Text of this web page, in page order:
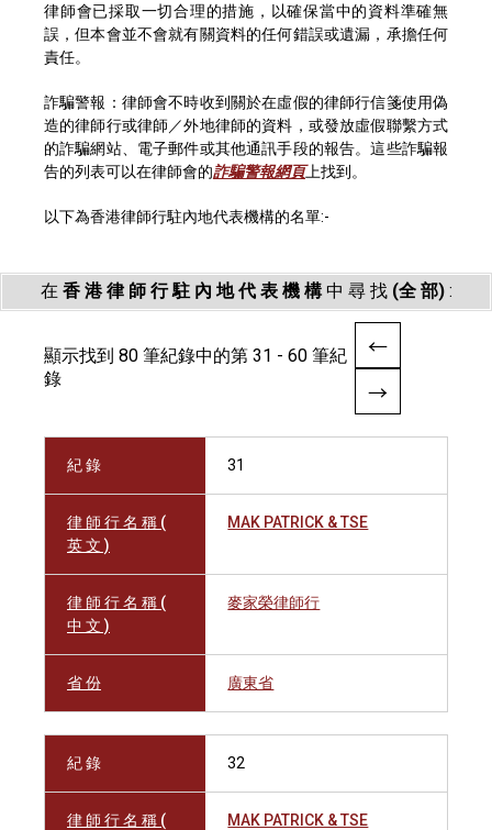
律師會已採取一切合理的措施，以確保當中的資料準確無
誤，但本會並不會就有關資料的任何錯誤或遺漏，承擔任何
責任。
詐騙警報：律師會不時收到關於在虛假的律師行信箋使用偽
造的律師行或律師／外地律師的資料，或發放虛假聯繫方式
的詐騙網站、電子郵件或其他通訊手段的報告。這些詐騙報
告的列表可以在律師會的詐騙警報網頁上找到。
以下為香港律師行駐內地代表機構的名單:-
在 香 港 律 師 行 駐 內 地 代 表 機 構中 尋 找 (全 部):
顯示找到 80 筆紀錄中的第 31 - 60 筆紀
錄
紀 錄 31
律 師 行 名 稱 (
英 文 )
MAK PATRICK & TSE
律 師 行 名 稱 (
中 文 )
麥家榮律師行
省 份 廣東省
紀 錄 32
律 師 行 名 稱 (
MAK PATRICK & TSE